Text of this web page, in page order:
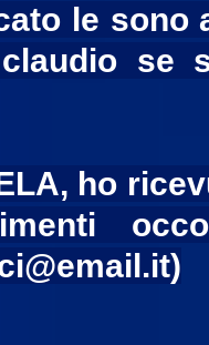
le
se
ho